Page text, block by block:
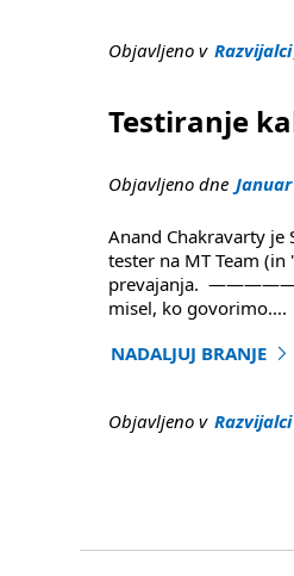
Objavljeno v Razvijalci
Testiranje
Objavljeno dne
Anand Chakravarty je
tester na MT Team
prevajanja.
misel, ko govorimo....
NADALJUJ BRANJE
"Testiranje
Objavljeno v Razvijalci